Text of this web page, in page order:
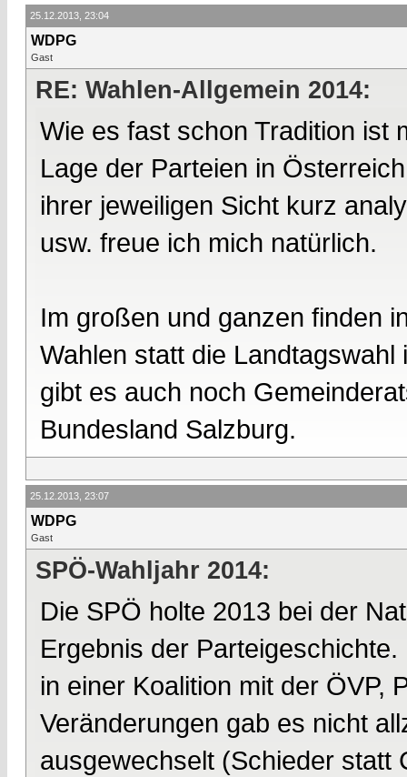
25.12.2013, 23:04
WDPG
Gast
RE: Wahlen-Allgemein 2014:
Wie es fast schon Tradition ist
Lage der Parteien in
ihrer jeweiligen Sicht kurz
usw. freue ich mich natürlich.
Im großen und ganzen finden
Wahlen statt die
gibt es auch noch
Bundesland Salzburg.
25.12.2013, 23:07
WDPG
Gast
SPÖ-Wahljahr 2014:
Die SPÖ holte 2013 bei der
Ergebnis der
in einer Koalition mit der ÖVP,
Veränderungen gab es nicht
ausgewechselt (Schieder statt